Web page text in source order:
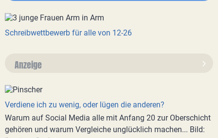
Schreibwettbewerb für alle von 12-26
Anzeige
Verdiene ich zu wenig, oder lügen die anderen?
Warum auf Social Media alle mit Anfang 20 zur Oberschicht
gehören und warum Vergleiche unglücklich machen... Bild: